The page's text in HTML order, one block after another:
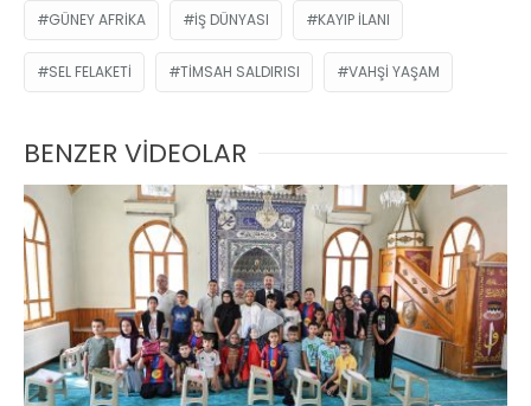
GÜNEY AFRIKA IŞ DÜNYASI KAYIP ILANI
SEL FELAKETI TIMSAH SALDIRISI VAHŞI YAŞAM
BENZER VİDEOLAR